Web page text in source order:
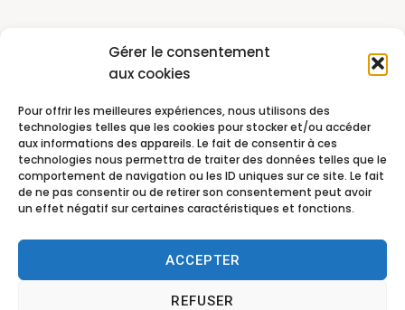
Gérer le consentement
aux cookies
Pour offrir les meilleures expériences, nous utilisons des
technologies telles que les cookies pour stocker et/ou accéder
aux informations des appareils. Le fait de consentir à ces
technologies nous permettra de traiter des données telles que le
comportement de navigation ou les ID uniques sur ce site. Le fait
de ne pas consentir ou de retirer son consentement peut avoir
un effet négatif sur certaines caractéristiques et fonctions.
ACCEPTER
REFUSER